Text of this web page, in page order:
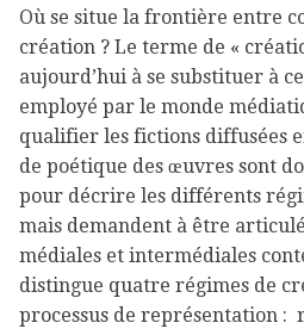
Où se situe la frontière entre
création ? Le terme de «
aujourd’hui à se substituer à
employé par le monde
qualifier les fictions diffusées
de poétique des œuvres sont
pour décrire les différents
mais demandent à être
médiales et intermédiales
distingue quatre régimes de
processus de représentation :